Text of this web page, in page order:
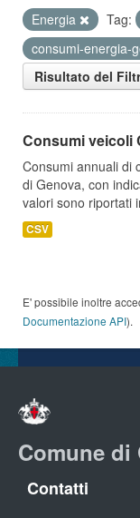
Energia
Tag:
consumi-energia-
Risultato del
Consumi veicoli
Consumi annuali di
di Genova, con
valori sono riportati
CSV
E' possibile inoltre
Documentazione API).
Comune di
Contatti